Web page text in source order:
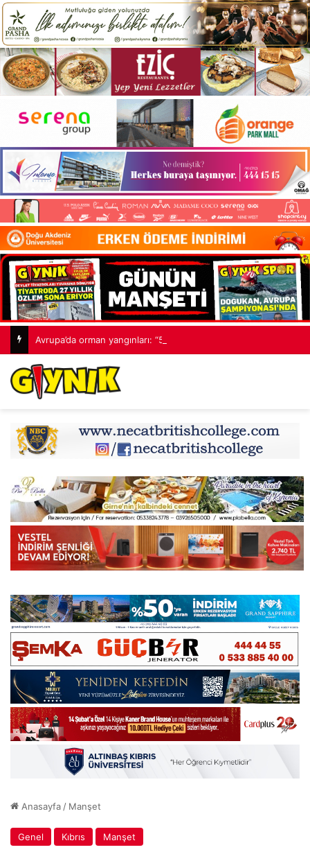
Anasayfa / Manşet
Genel Kıbrıs Manşet